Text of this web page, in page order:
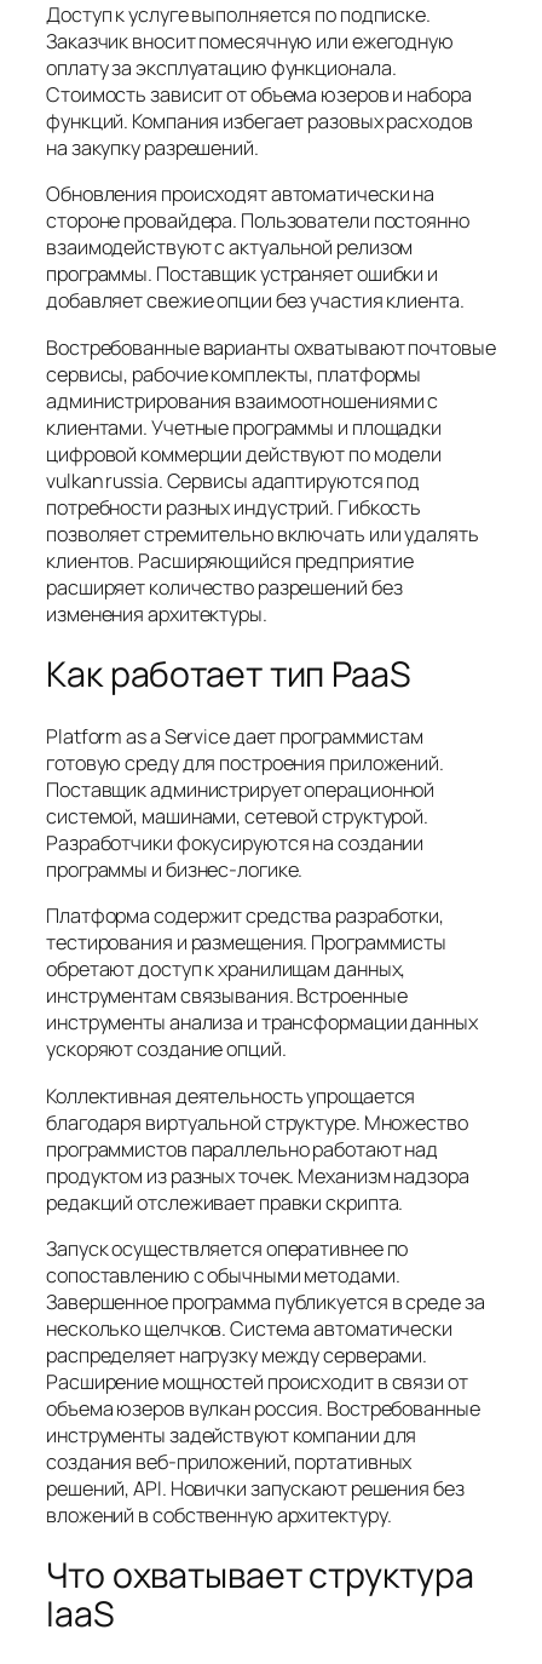
Доступ к услуге выполняется по подписке.
Заказчик вносит помесячную или ежегодную
оплату за эксплуатацию функционала.
Стоимость зависит от объема юзеров и набора
функций. Компания избегает разовых расходов
на закупку разрешений.
Обновления происходят автоматически на
стороне провайдера. Пользователи постоянно
взаимодействуют с актуальной релизом
программы. Поставщик устраняет ошибки и
добавляет свежие опции без участия клиента.
Востребованные варианты охватывают почтовые
сервисы, рабочие комплекты, платформы
администрирования взаимоотношениями с
клиентами. Учетные программы и площадки
цифровой коммерции действуют по модели
vulkan russia. Сервисы адаптируются под
потребности разных индустрий. Гибкость
позволяет стремительно включать или удалять
клиентов. Расширяющийся предприятие
расширяет количество разрешений без
изменения архитектуры.
Как работает тип PaaS
Platform as a Service дает программистам
готовую среду для построения приложений.
Поставщик администрирует операционной
системой, машинами, сетевой структурой.
Разработчики фокусируются на создании
программы и бизнес-логике.
Платформа содержит средства разработки,
тестирования и размещения. Программисты
обретают доступ к хранилищам данных,
инструментам связывания. Встроенные
инструменты анализа и трансформации данных
ускоряют создание опций.
Коллективная деятельность упрощается
благодаря виртуальной структуре. Множество
программистов параллельно работают над
продуктом из разных точек. Механизм надзора
редакций отслеживает правки скрипта.
Запуск осуществляется оперативнее по
сопоставлению с обычными методами.
Завершенное программа публикуется в среде за
несколько щелчков. Система автоматически
распределяет нагрузку между серверами.
Расширение мощностей происходит в связи от
объема юзеров вулкан россия. Востребованные
инструменты задействуют компании для
создания веб-приложений, портативных
решений, API. Новички запускают решения без
вложений в собственную архитектуру.
Что охватывает структура
IaaS